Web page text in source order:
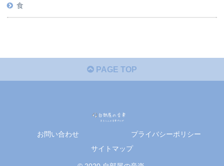
食
PAGE TOP
お問い合わせ
プライバシーポリシー
サイトマップ